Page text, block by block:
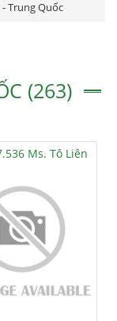
- Trung Quốc
(263)
Ms. Tô Liên